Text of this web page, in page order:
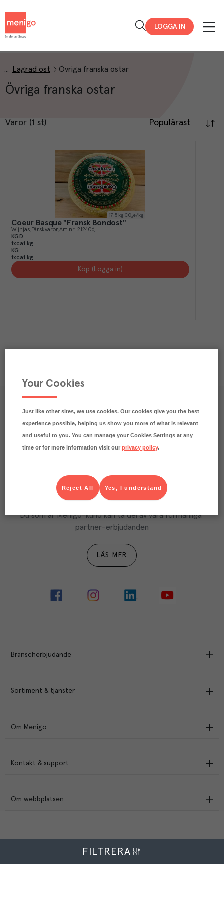
LOGGA IN
Lagrad ost Övriga franska ostar
Övriga franska ostar
Varor (1 st) Populärast
17.5 kg CO₂e/kg
Coeur Basque "Fransk Bondost"
Wijnjas Färskvaror Art.nr. 212406
KGD
1xca1 kg
KG
1xca1 kg
Köp (Logga in)
FILTRERA
Våra kundtidningar
Läs inspirerande reportage, matnyttiga artiklar och
ta del av aktuella kampanjer.
Ta del av Menigo Partner
Du som är Menigo-kund kan ta del av våra förmånliga
partner-erbjudanden
LÄS MER
Branscherbjudande
Sortiment & tjänster
Om Menigo
Kontakt & support
Om webbplatsen
Menigo Foodservice AB
Your Cookies
Just like other sites, we use cookies. Our cookies give you the best
experience possible, helping us show you more of what is relevant
and useful to you. You can manage yourCookies Settings at any
time or for more information visit ourprivacy policy.
Yes, I understand
Reject All